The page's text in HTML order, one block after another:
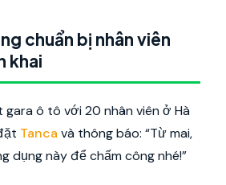
chuẩn bị nhân viên
khai
gara ô tô với 20 nhân viên ở Hà
Tanca và thông báo: “Từ mai,
dụng này để chấm công nhé!”